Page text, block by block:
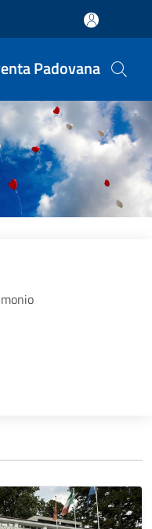
Padovana